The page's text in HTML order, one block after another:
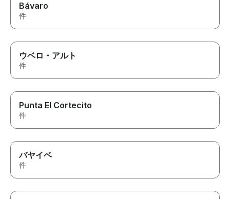
Bávaro
件
ウベロ・アルト
件
Punta El Cortecito
件
バヤイベ
件